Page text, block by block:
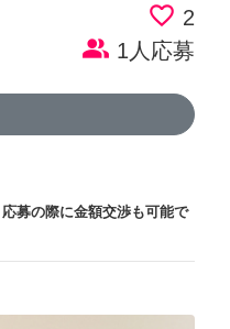
favorite_border 2
people_alt 1人応募
応募の際に金額交渉も可能で